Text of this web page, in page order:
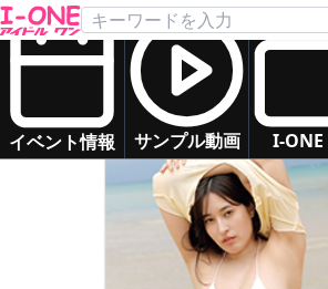
イベント情報 サンプル動画 I-ONE
お問い合わせ
平田 梨奈Hirata Rina
癒し系